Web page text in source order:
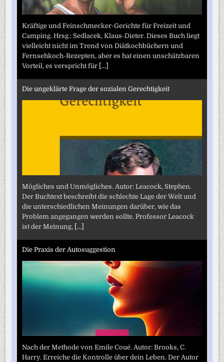
Kräftige und Feinschmecker-Gerichte für Freizeit und
Camping. Hrsg.: Sedlacek, Klaus-Dieter. Dieses Buch liegt
vielleicht nicht im Trend von Diätkochbüchern und
Fernsehkoch-Rezepten, aber es hat einen unschätzbaren
Vorteil, es verspricht für [...]
Die ungeklärte Frage der sozialen Gerechtigkeit
Mögliches und Unmögliches. Autor: Leacock, Stephen.
Der Buchtext beschreibt die schlechte Lage der Welt und
die unterschiedlichen Meinungen darüber, wie das
Problem angegangen werden sollte. Professor Leacock
ist der Meinung,
[...]
Die Praxis der Autosuggestion
Nach der Methode von Emile Coué. Autor: Brooks, C.
Harry. Erreiche die Kontrolle über dein Leben. Der Autor